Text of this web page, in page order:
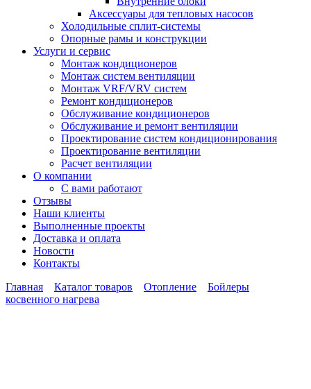
Аксессуары для тепловых насосов
Холодильные сплит-системы
Опорные рамы и конструкции
Услуги и сервис
Монтаж кондиционеров
Монтаж систем вентиляции
Монтаж VRF/VRV систем
Ремонт кондиционеров
Обслуживание кондиционеров
Обслуживание и ремонт вентиляции
Проектирование систем кондиционирования
Проектирование вентиляции
Расчет вентиляции
О компании
С вами работают
Отзывы
Наши клиенты
Выполненные проекты
Доставка и оплата
Новости
Контакты
Главная
Каталог товаров Отопление
Бойлеры
косвенного нагрева